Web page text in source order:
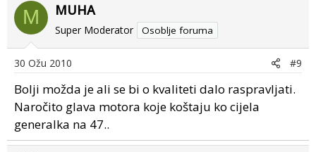
M MUHA
Super Moderator Osoblje foruma
30 Ožu 2010 #9
Bolji možda je ali se bi o kvaliteti dalo raspravljati.
Naročito glava motora koje koštaju ko cijela
generalka na 47..